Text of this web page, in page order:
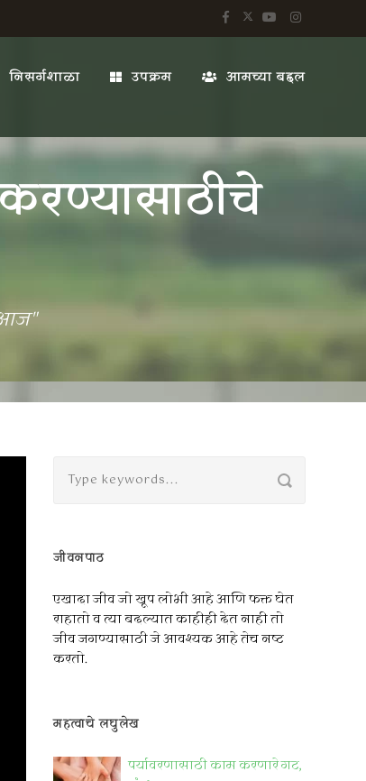
निसर्गशाळा उपक्रम आमच्या बद्दल
आज"
जीवनपाठ
एखादा जीव जो खूप लोभी आहे आणि फक्त घेत
राहातो व त्या बदल्यात काहीही देत नाही तो
जीव जगण्यासाठी जे आवश्यक आहे तेच नष्ट
करतो.
महत्वाचे लघुलेख
पर्यावरणासाठी काम करणारे गट,